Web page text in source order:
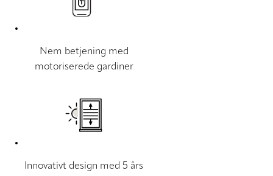
Nem betjening med
motoriserede gardiner
Innovativt design med 5 års